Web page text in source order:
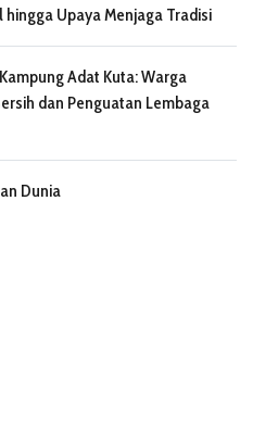
Upaya Menjaga Tradisi
Adat Kuta: Warga
dan Penguatan Lembaga
Dunia